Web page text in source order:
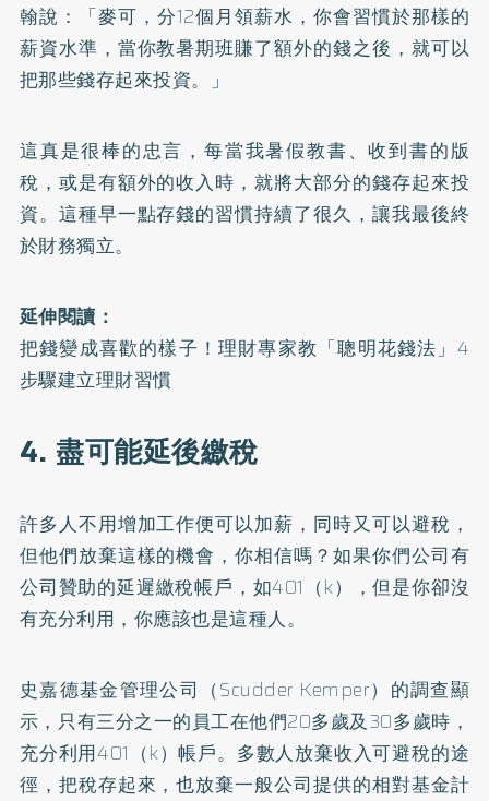
翰說：「麥可，分12個月領薪水，你會習慣於那樣的
薪資水準，當你教暑期班賺了額外的錢之後，就可以
把那些錢存起來投資。」
這真是很棒的忠言，每當我暑假教書、收到書的版
稅，或是有額外的收入時，就將大部分的錢存起來投
資。這種早一點存錢的習慣持續了很久，讓我最後終
於財務獨立。
延伸閱讀：
把錢變成喜歡的樣子！理財專家教「聰明花錢法」4
步驟建立理財習慣
4. 盡可能延後繳稅
許多人不用增加工作便可以加薪，同時又可以避稅，
但他們放棄這樣的機會，你相信嗎？如果你們公司有
公司贊助的延遲繳稅帳戶，如401（k），但是你卻沒
有充分利用，你應該也是這種人。
史嘉德基金管理公司（Scudder Kemper）的調查顯
示，只有三分之一的員工在他們20多歲及30多歲時，
充分利用401（k）帳戶。多數人放棄收入可避稅的途
徑，把稅存起來，也放棄一般公司提供的相對基金計